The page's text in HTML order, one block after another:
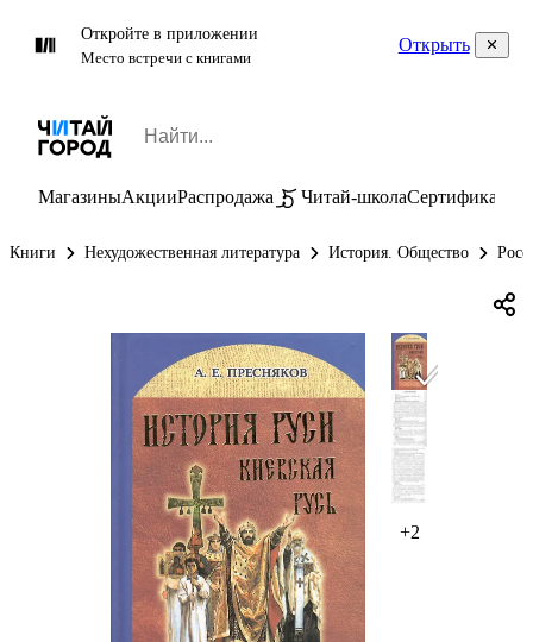
Откройте в приложении
Место встречи с книгами
Открыть
МагазиныАкцииРаспродажа Читай-школаСертификаты
Книги Нехудожественная литература История. Общество
+2